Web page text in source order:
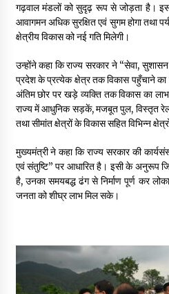
गढ़वाल मंडलों को सुदृढ़ रूप से जोड़ता है।
आवागमन अधिक सुरक्षित एवं सुगम होगा तथा
क्षेत्रीय विकास को नई गति मिलेगी।
उन्होंने कहा कि राज्य सरकार ने “सेवा,
प्रदेश के प्रत्येक क्षेत्र तक विकास पहुँचाने का
अंतिम छोर पर खड़े व्यक्ति तक विकास का
राज्य में आधुनिक सड़कें, मजबूत पुल, विस्तृत रेल
तथा सीमांत क्षेत्रों के विकास सहित विभिन्न
मुख्यमंत्री ने कहा कि राज्य सरकार की
एवं संतुष्टि” पर आधारित है। इसी के अनुरूप
है, उनका समयबद्ध ढंग से निर्माण पूर्ण कर
जनता को शीघ्र लाभ मिल सके।